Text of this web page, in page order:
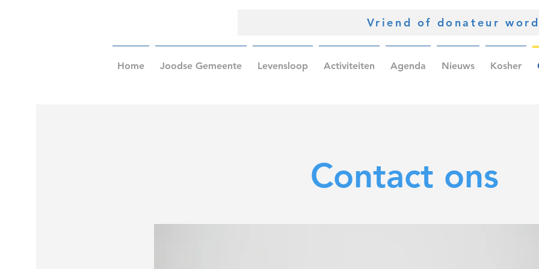
Vriend of donateur
Home Joodse Gemeente Levensloop Activiteiten Agenda Nieuws Kosher
Contact ons